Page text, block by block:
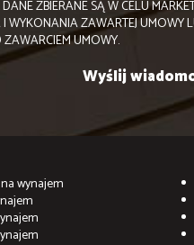
ZBIERANE SĄ W CELU
WYKONANIA ZAWARTEJ UMOWY
UMOWY.
na wynajem